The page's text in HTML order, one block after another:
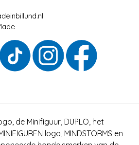
de Minifiguur, DUPLO, het
logo, MINDSTORMS en